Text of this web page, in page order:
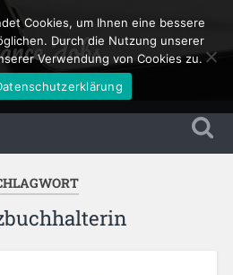
Jobs
Cookies, um Ihnen eine bessere
Durch die Nutzung unserer
Verwendung von Cookies zu.